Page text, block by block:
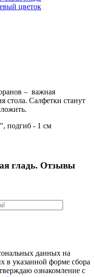
цветок
– важная
стола. Салфетки станут
подгиб - 1 см
гладь. Отзывы
данных на
в указанной форме сбора
ознакомление с